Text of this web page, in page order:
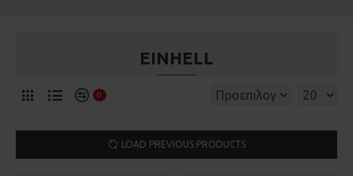
EINHELL
0
LOAD PREVIOUS PRODUCTS